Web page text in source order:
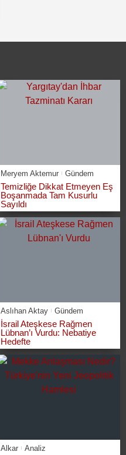
Meryem Aktemur Gündem
Temizliğe Dikkat Etmeyen Eş
Boşanmada Tam Kusurlu
Sayıldı
Aslıhan Aktay Gündem
İsrail Ateşkese Rağmen
Lübnan’ı Vurdu: Nebatiye
Hedefte
Alkar Analiz